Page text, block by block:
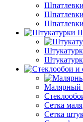
Малярный
Сетка
Сетка